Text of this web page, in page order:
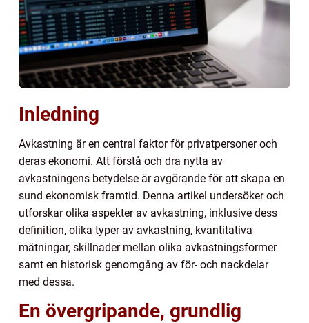
Inledning
Avkastning är en central faktor för privatpersoner och
deras ekonomi. Att förstå och dra nytta av
avkastningens betydelse är avgörande för att skapa en
sund ekonomisk framtid. Denna artikel undersöker och
utforskar olika aspekter av avkastning, inklusive dess
definition, olika typer av avkastning, kvantitativa
mätningar, skillnader mellan olika avkastningsformer
samt en historisk genomgång av för- och nackdelar
med dessa.
En övergripande, grundlig